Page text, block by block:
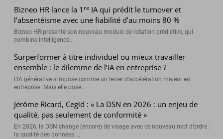
Bizneo HR lance la 1 re IA qui prédit le turnover et
l’absentéisme avec une fiabilité d’au moins 80 %
Bizneo HR présente son nouveau module de rotation prédictive, qui
combine intelligence...
Surperformer à titre individuel ou mieux travailler
ensemble : le dilemme de l’IA en entreprise ?
L’IA générative s’impose comme un levier d’accélération majeur en
entreprise. Mais elle pose...
Jérôme Ricard, Cegid : « La DSN en 2026 : un enjeu de
qualité, pas seulement de conformité »
En 2026, la DSN change (encore) de visage avec ce nouveau mot d’ordre :
la qualité des données ...